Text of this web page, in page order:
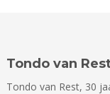
Tondo van
Tondo van Rest, 30